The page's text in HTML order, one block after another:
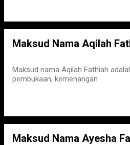
Maksud Nama Aqilah
Maksud nama Aqilah Fathiah
pembukaan, kemenangan
Maksud Nama Ayesha